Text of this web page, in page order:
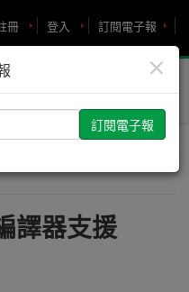
訂閱電子報
登入
冊
Toggle
譯器支援
×